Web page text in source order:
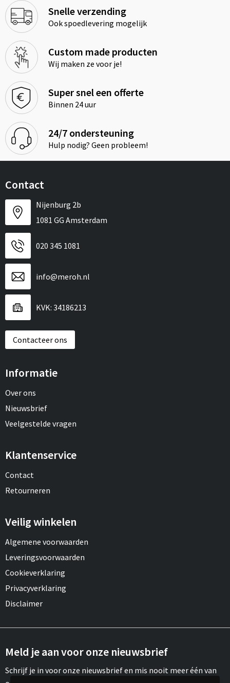
Snelle verzending
Ook spoedlevering mogelijk
Custom made producten
Wij maken ze voor je!
Super snel een offerte
Binnen 24 uur
24/7 ondersteuning
Hulp nodig? Geen probleem!
Contact
Nijenburg 2b
1081 GG Amsterdam
020 345 1081
info@meroh.nl
KVK: 34186213
Contacteer ons
Informatie
Over ons
Nieuwsbrief
Veelgestelde vragen
Klantenservice
Contact
Retourneren
Veilig winkelen
Algemene voorwaarden
Leveringsvoorwaarden
Cookieverklaring
Privacyverklaring
Disclaimer
Meld je aan voor onze nieuwsbrief
Schrijf je in voor onze nieuwsbrief en mis nooit meer één van